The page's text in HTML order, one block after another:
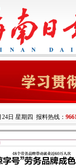
24日 星期四 报料热线：